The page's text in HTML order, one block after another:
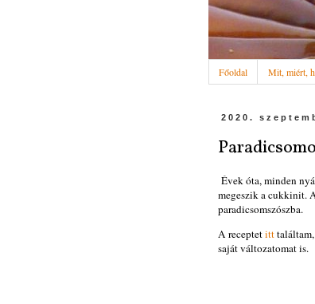
Főoldal Mit, miért,
2020.
Évek óta, minden
megeszik a cukkinit.
paradicsomszószba.
A receptetitt
saját változatomat is.